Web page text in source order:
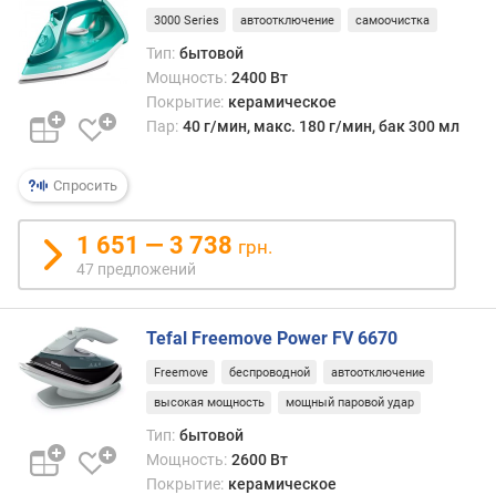
е
м
я
н
а
г
е
в
а
(
с
)
д
л
и
н
п
а
Спросить
3000 Series автоотключение самоочистка
Тип: бытовой
Мощность: 2400 Вт
Покрытие: керамическое
Пар: 40 г/мин, макс. 180 г/мин, бак 300 мл
1 651 — 3 738 грн.
47 предложений
Tefal Freemove Power FV 6670
Freemove беспроводной автоотключение
высокая мощность мощный паровой удар
Тип: бытовой
Мощность: 2600 Вт
Покрытие: керамическое